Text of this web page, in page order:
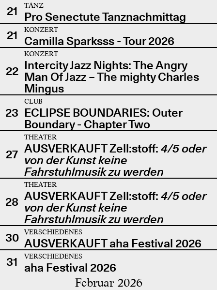
21
TANZ
Pro Senectute Tanznachmittag
21
KONZERT
Camilla Sparksss - Tour 2026
22
KONZERT
Intercity Jazz Nights: The Angry
Man Of Jazz – The mighty Charles
Mingus
23
CLUB
ECLIPSE BOUNDARIES: Outer
Boundary - Chapter Two
27
THEATER
AUSVERKAUFT Zell:stoff: 4/5 oder
von der Kunst keine
Fahrstuhlmusik zu werden
28
THEATER
AUSVERKAUFT Zell:stoff: 4/5 oder
von der Kunst keine
Fahrstuhlmusik zu werden
30
VERSCHIEDENES
AUSVERKAUFT aha Festival 2026
31
VERSCHIEDENES
aha Festival 2026
Februar 2026